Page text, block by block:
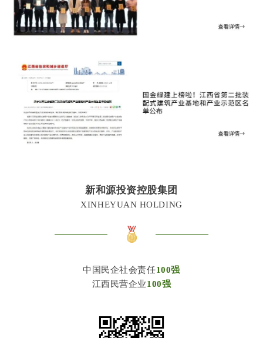
新和源投资控股集团
XINHEYUAN HOLDING
中国民企社会责任100强
江西民营企业100强